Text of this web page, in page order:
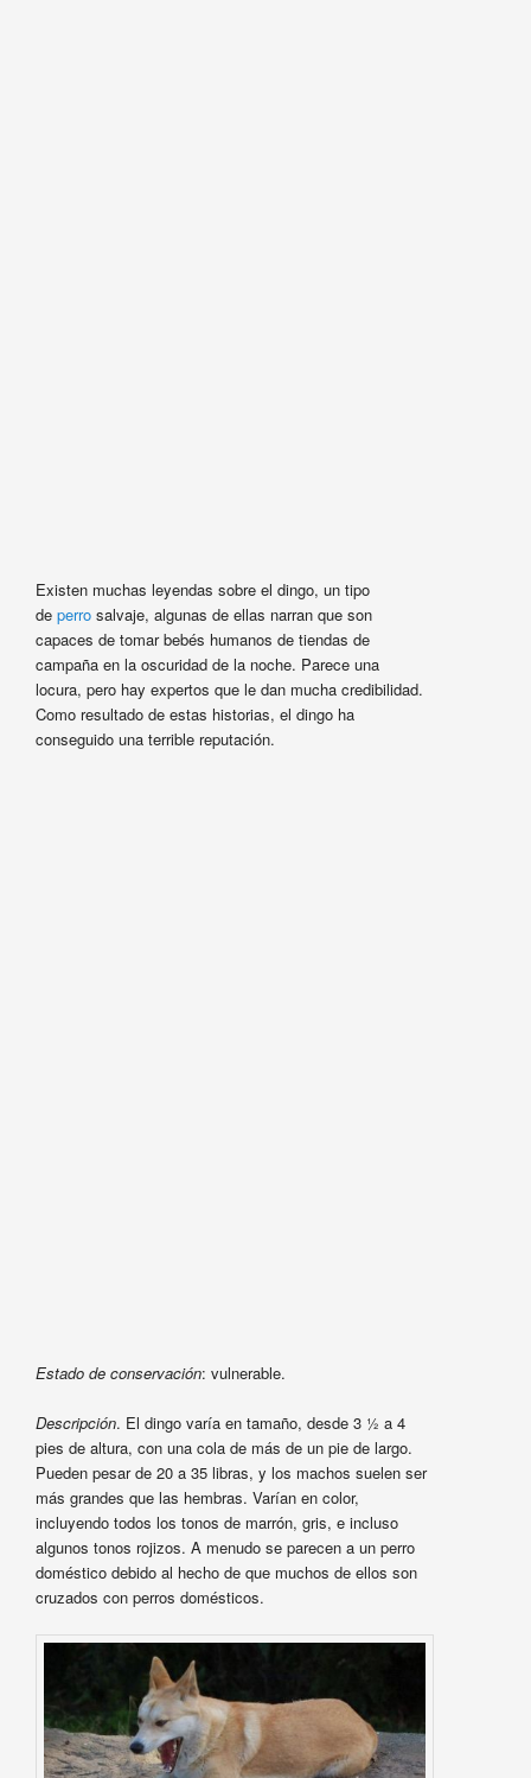
Existen muchas leyendas sobre el dingo, un tipo
de perrosalvaje, algunas de ellas narran que son
capaces de tomar bebés humanos de tiendas de
campaña en la oscuridad de la noche. Parece una
locura, pero hay expertos que le dan mucha credibilidad.
Como resultado de estas historias, el dingo ha
conseguido una terrible reputación.
Estado de conservación: vulnerable.
Descripción. El dingo varía en tamaño, desde 3 ½ a 4
pies de altura, con una cola de más de un pie de largo.
Pueden pesar de 20 a 35 libras, y los machos suelen ser
más grandes que las hembras. Varían en color,
incluyendo todos los tonos de marrón, gris, e incluso
algunos tonos rojizos. A menudo se parecen a un perro
doméstico debido al hecho de que muchos de ellos son
cruzados con perros domésticos.